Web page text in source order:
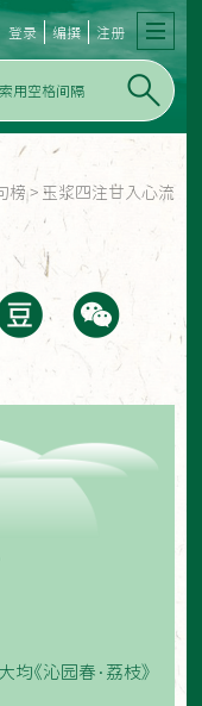
登录 编撰 注册
榜 > 玉浆四注甘入心流
均《沁园春·荔枝》